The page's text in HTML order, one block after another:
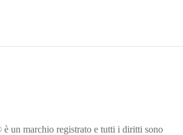
un marchio registrato e tutti i diritti sono